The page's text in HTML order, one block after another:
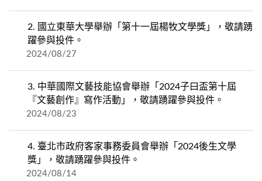
2. 國立東華大學舉辦「第十一屆楊牧文學獎」，敬請踴
躍參與投件。
2024/08/27
3. 中華國際文藝技能協會舉辦「2024子曰盃第十屆
『文藝創作』寫作活動」，敬請踴躍參與投件。
2024/08/23
4. 臺北市政府客家事務委員會舉辦「2024後生文學
獎」，敬請踴躍參與投件。
2024/08/14